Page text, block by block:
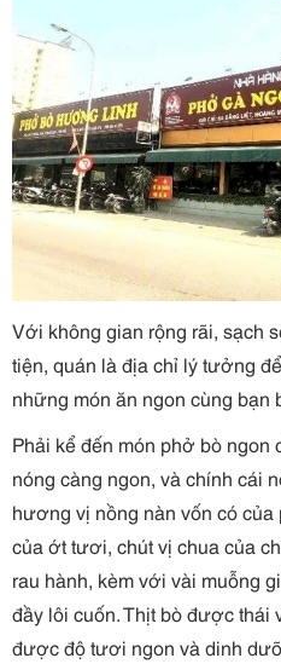
Với không gian rộng rãi, sạch
tiện, quán là địa chỉ lý tưởng
những món ăn ngon cùng bạn
Phải kể đến món phở bò ngon
nóng càng ngon, và chính cái
hương vị nồng nàn vốn có của
của ớt tươi, chút vị chua của
rau hành, kèm với vài muỗng
đầy lôi cuốn. Thịt bò được thái
được độ tươi ngon và dinh